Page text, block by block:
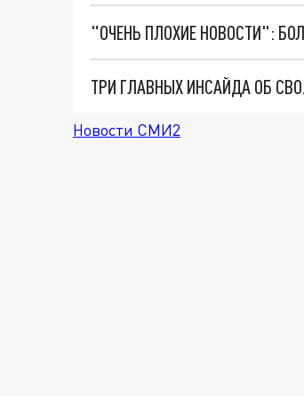
Новости СМИ2